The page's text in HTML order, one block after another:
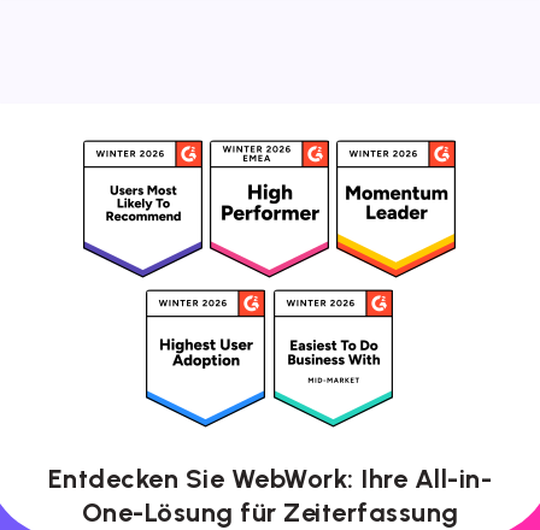
Entdecken Sie WebWork: Ihre All-in-
One-Lösung für Zeiterfassung